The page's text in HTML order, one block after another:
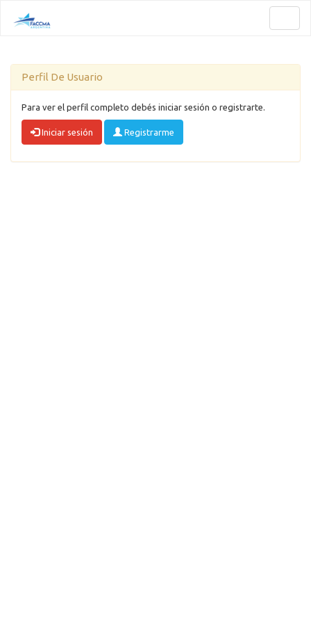
Perfil De Usuario
Para ver el perfil completo debés iniciar sesión o registrarte.
Iniciar sesión Registrarme